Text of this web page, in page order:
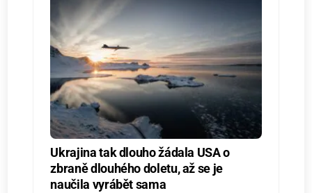
Ukrajina tak dlouho žádala USA o
zbraně dlouhého doletu, až se je
naučila vyrábět sama